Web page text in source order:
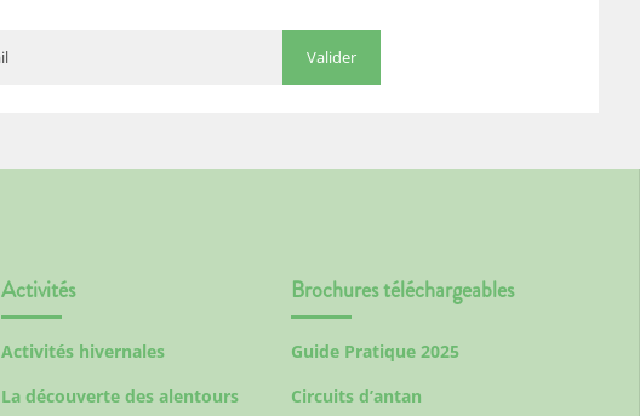
Activités
Activités hivernales
La découverte des alentours
Brochures téléchargeables
Guide Pratique 2025
Circuits d’antan